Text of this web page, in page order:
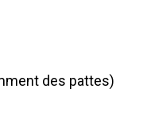
des pattes)